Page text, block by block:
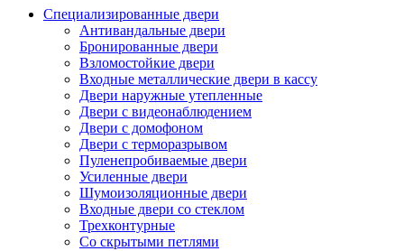
Специализированные двери
Антивандальные двери
Бронированные двери
Взломостойкие двери
Входные металлические двери в кассу
Двери наружные утепленные
Двери с видеонаблюдением
Двери с домофоном
Двери с терморазрывом
Пуленепробиваемые двери
Усиленные двери
Шумоизоляционные двери
Входные двери со стеклом
Трехконтурные
Со скрытыми петлями